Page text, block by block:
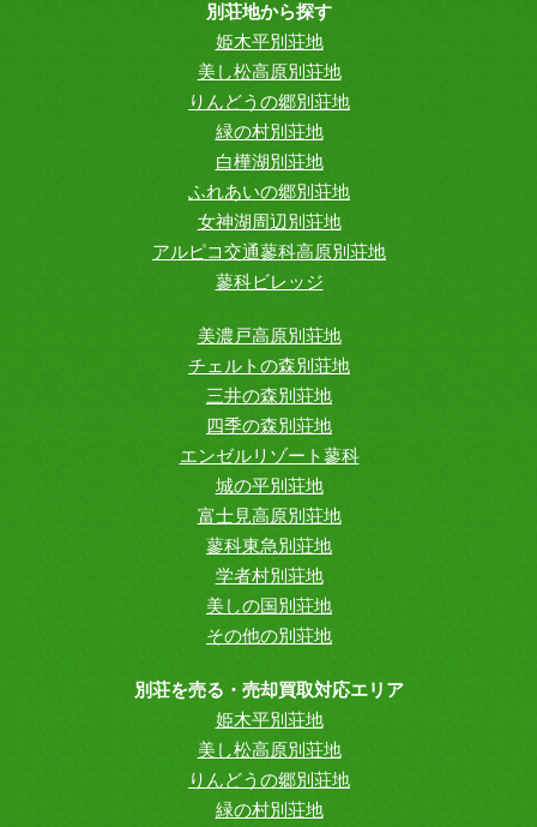
別荘地から探す
姫木平別荘地
美し松高原別荘地
りんどうの郷別荘地
緑の村別荘地
白樺湖別荘地
ふれあいの郷別荘地
女神湖周辺別荘地
アルピコ交通蓼科高原別荘地
蓼科ビレッジ
美濃戸高原別荘地
チェルトの森別荘地
三井の森別荘地
四季の森別荘地
エンゼルリゾート蓼科
城の平別荘地
富士見高原別荘地
蓼科東急別荘地
学者村別荘地
美しの国別荘地
その他の別荘地
別荘を売る・売却買取対応エリア
姫木平別荘地
美し松高原別荘地
りんどうの郷別荘地
緑の村別荘地